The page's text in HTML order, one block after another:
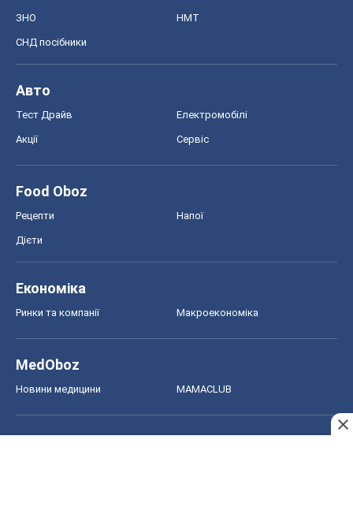
ЗНО НМТ
СНД посібники
Авто
Тест Драйв Електромобілі
Акції Сервіс
Food Oboz
Рецепти Напої
Дієти
Економіка
Ринки та компанії Макроекономіка
MedOboz
Новини медицини MAMACLUB